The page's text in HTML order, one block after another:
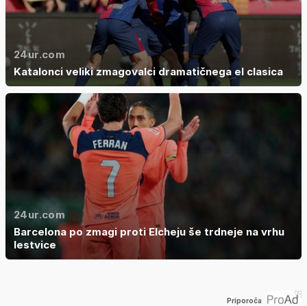
24ur.com
Katalonci veliki zmagovalci dramatičnega el clasica
24ur.com
Barcelona po zmagi proti Elcheju še trdneje na vrhu
lestvice
Priporoča